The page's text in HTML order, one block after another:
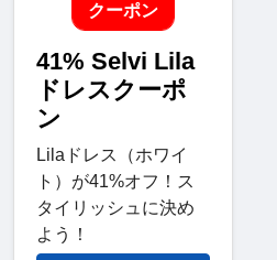
クーポン
41% Selvi Lila
ドレスクーポ
ン
Lilaドレス（ホワイ
ト）が41%オフ！ス
タイリッシュに決め
よう！